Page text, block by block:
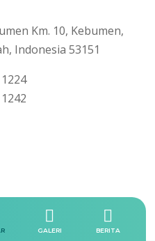
Km. 10, Kebumen,
Indonesia 53151

GALERI

BERITA